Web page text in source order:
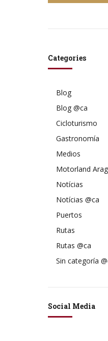
Categories
Blog
Blog @ca
Cicloturismo
Gastronomía
Medios
Motorland
Notícias
Notícias @ca
Puertos
Rutas
Rutas @ca
Sin categoría
Social Media